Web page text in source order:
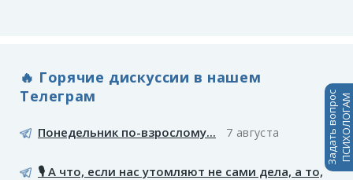
🔥 Горячие дискуссии в нашем
Телеграм
Понедельник по-взрослому... 7 августа
🎙️ А что, если нас утомляют не сами дела, а то,
Задать вопросПСИХОЛОГАМ